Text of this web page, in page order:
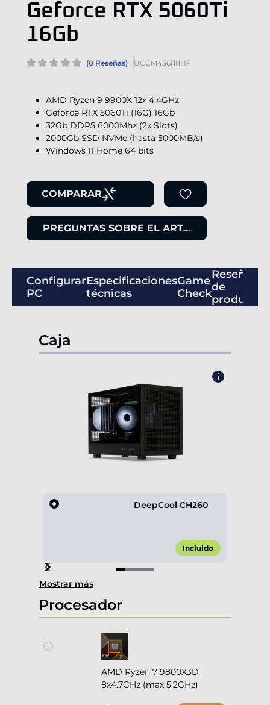
Geforce RTX 5060Ti
16Gb
(0 Reseñas) UCCM436I1I1HF
AMD Ryzen 9 9900X 12x 4.4GHz
Geforce RTX 5060Ti (16G) 16Gb
32Gb DDR5 6000Mhz (2x Slots)
2000Gb SSD NVMe (hasta 5000MB/s)
Windows 11 Home 64 bits
COMPARAR
PREGUNTAS SOBRE EL ARTÍCULO
Configurar
PC
Especificaciones
técnicas
Game
Check
Reseñas
de
productos
Caja
DeepCool CH260
Incluido
Item
1
of
4
Mostrar más
Procesador
AMD Ryzen 7 9800X3D
8x4.7GHz (max 5.2GHz)